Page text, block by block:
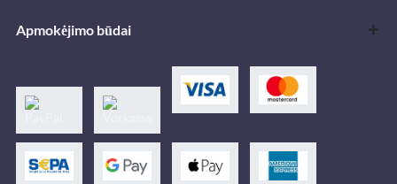
Apmokėjimo būdai